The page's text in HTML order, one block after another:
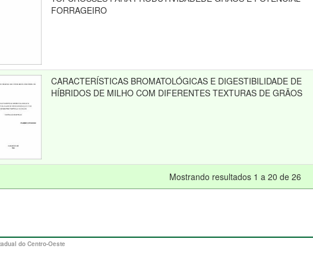
FORRAGEIRO
CARACTERÍSTICAS BROMATOLÓGICAS E DIGESTIBILIDADE DE
HÍBRIDOS DE MILHO COM DIFERENTES TEXTURAS DE GRÃOS
Mostrando resultados 1 a 20 de 26
do Centro-Oeste